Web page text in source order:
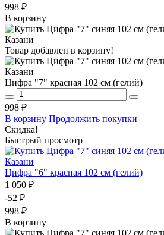
998 ₽
В корзину
Товар добавлен в корзину!
Цифра "7" красная 102 см (гелий)
998 ₽
В корзину Продолжить покупки
Скидка!
Быстрый просмотр
Цифра "6" красная 102 см (гелий)
1 050 ₽
-52 ₽
998 ₽
В корзину